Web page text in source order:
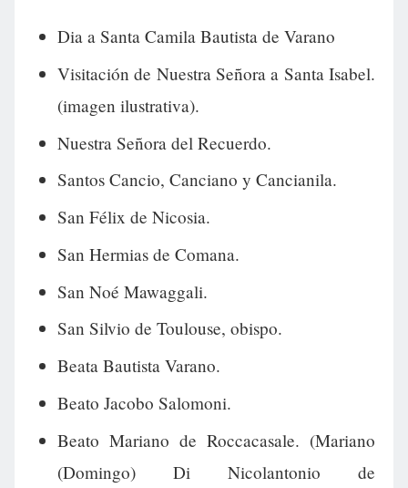
Dia a Santa Camila Bautista de Varano
Visitación de Nuestra Señora a Santa Isabel.
(imagen ilustrativa).
Nuestra Señora del Recuerdo.
Santos Cancio, Canciano y Cancianila.
San Félix de Nicosia.
San Hermias de Comana.
San Noé Mawaggali.
San Silvio de Toulouse, obispo.
Beata Bautista Varano.
Beato Jacobo Salomoni.
Beato Mariano de Roccacasale. (Mariano
(Domingo) Di Nicolantonio de